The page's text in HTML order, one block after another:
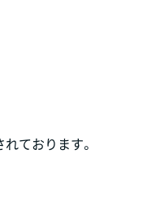
ております。